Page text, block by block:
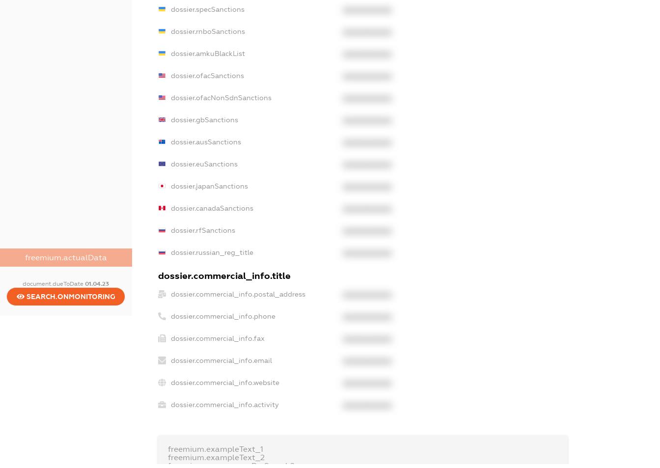
freemium.actualData
document.dueToDate01.04.23
SEARCH.ONMONITORING
dossier.specSanctions
dossier.rnboSanctions
dossier.amkuBlackList
dossier.ofacSanctions
dossier.ofacNonSdnSanctions
dossier.gbSanctions
dossier.ausSanctions
dossier.euSanctions
dossier.japanSanctions
dossier.canadaSanctions
dossier.rfSanctions
dossier.russian_reg_title
dossier.commercial_info.title
dossier.commercial_info.postal_address
dossier.commercial_info.phone
dossier.commercial_info.fax
dossier.commercial_info.email
dossier.commercial_info.website
dossier.commercial_info.activity
freemium.exampleText_1
freemium.exampleText_2
freemium.anonymousPerSearch2